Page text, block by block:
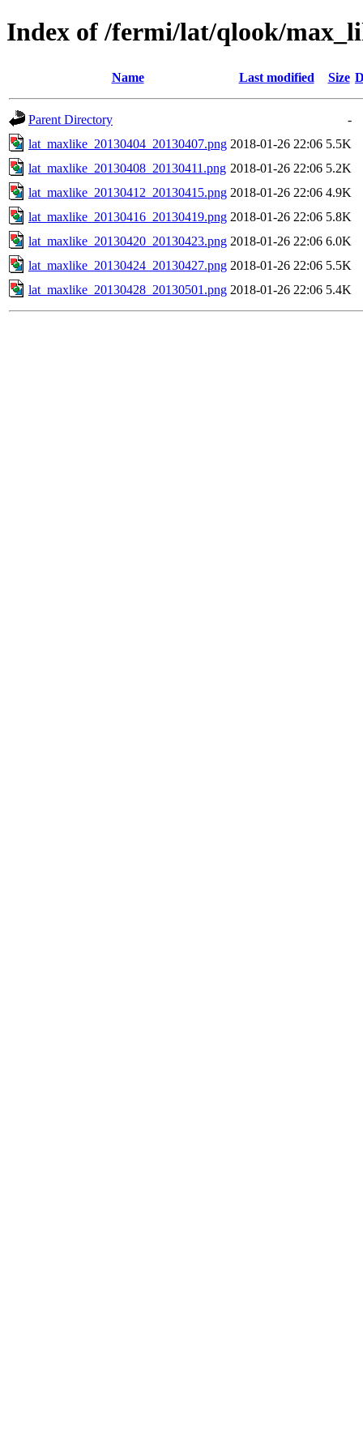
Index of /fermi/lat/qlook/
Name Last modified Size
Parent Directory
-
lat_maxlike_20130404_20130407.png 2018-01-26 22:06 5.5K
lat_maxlike_20130408_20130411.png 2018-01-26 22:06 5.2K
lat_maxlike_20130412_20130415.png 2018-01-26 22:06 4.9K
lat_maxlike_20130416_20130419.png 2018-01-26 22:06 5.8K
lat_maxlike_20130420_20130423.png 2018-01-26 22:06 6.0K
lat_maxlike_20130424_20130427.png 2018-01-26 22:06 5.5K
lat_maxlike_20130428_20130501.png 2018-01-26 22:06 5.4K